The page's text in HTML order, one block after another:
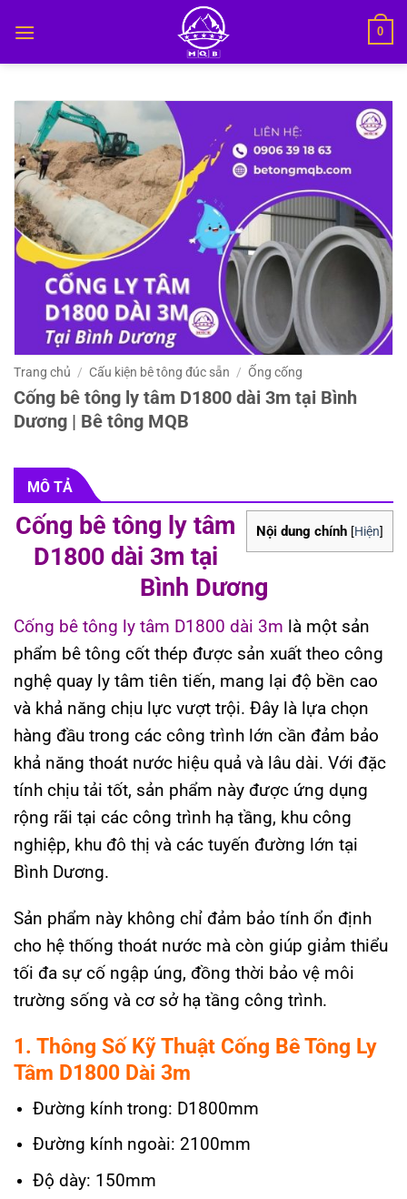
qua
0
Trang chủ / Cấu kiện bê tông đúc sẵn / Ống cống
Cống bê tông ly tâm D1800 dài 3m tại Bình
Dương | Bê tông MQB
MÔ TẢ
Nội dung chính [Hiện]
Cống bê tông ly tâm
D1800 dài 3m tại
Bình Dương
Cống bê tông ly tâm D1800 dài 3m là một sản
phẩm bê tông cốt thép được sản xuất theo công
nghệ quay ly tâm tiên tiến, mang lại độ bền cao
và khả năng chịu lực vượt trội. Đây là lựa chọn
hàng đầu trong các công trình lớn cần đảm bảo
khả năng thoát nước hiệu quả và lâu dài. Với đặc
tính chịu tải tốt, sản phẩm này được ứng dụng
rộng rãi tại các công trình hạ tầng, khu công
nghiệp, khu đô thị và các tuyến đường lớn tại
Bình Dương.
Sản phẩm này không chỉ đảm bảo tính ổn định
cho hệ thống thoát nước mà còn giúp giảm thiểu
tối đa sự cố ngập úng, đồng thời bảo vệ môi
trường sống và cơ sở hạ tầng công trình.
1. Thông Số Kỹ Thuật Cống Bê Tông Ly
Tâm D1800 Dài 3m
Đường kính trong: D1800mm
Đường kính ngoài: 2100mm
Độ dày: 150mm